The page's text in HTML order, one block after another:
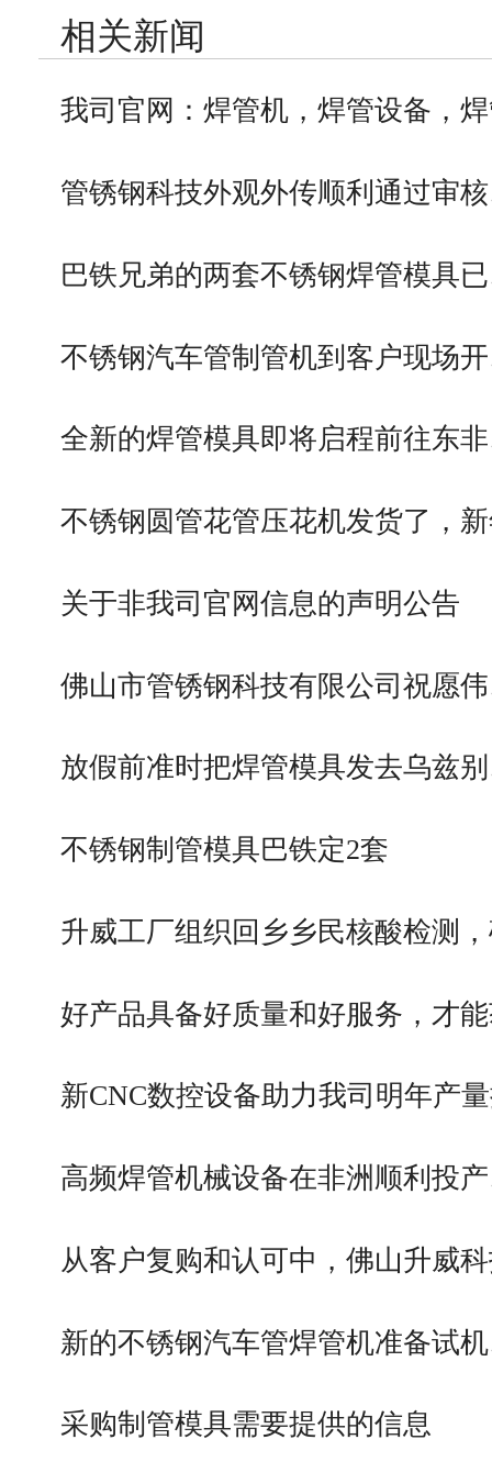
相关新闻
我司官网：焊管机，焊管设备，
管锈钢科技外观外传顺利通过审
巴铁兄弟的两套不锈钢焊管模具
不锈钢汽车管制管机到客户现场
全新的焊管模具即将启程前往东
不锈钢圆管花管压花机发货了，
关于非我司官网信息的声明公告
佛山市管锈钢科技有限公司祝愿
放假前准时把焊管模具发去乌兹
不锈钢制管模具巴铁定2套
升威工厂组织回乡乡民核酸检测
好产品具备好质量和好服务，才
新CNC数控设备助力我司明年产
高频焊管机械设备在非洲顺利投
从客户复购和认可中，佛山升威
新的不锈钢汽车管焊管机准备试
采购制管模具需要提供的信息